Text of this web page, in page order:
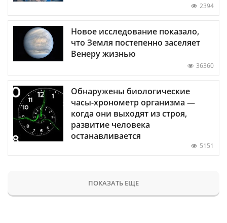
2394
Новое исследование показало,
что Земля постепенно заселяет
Венеру жизнью
36360
Обнаружены биологические
часы-хронометр организма —
когда они выходят из строя,
развитие человека
останавливается
5151
ПОКАЗАТЬ ЕЩЕ